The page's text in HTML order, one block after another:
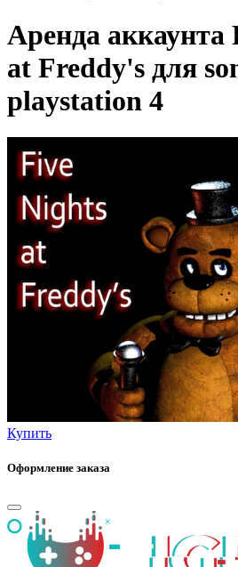
Аренда аккаунта
at Freddy's для
playstation 4
Купить
Оформление заказа